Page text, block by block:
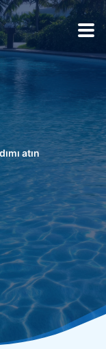
atın